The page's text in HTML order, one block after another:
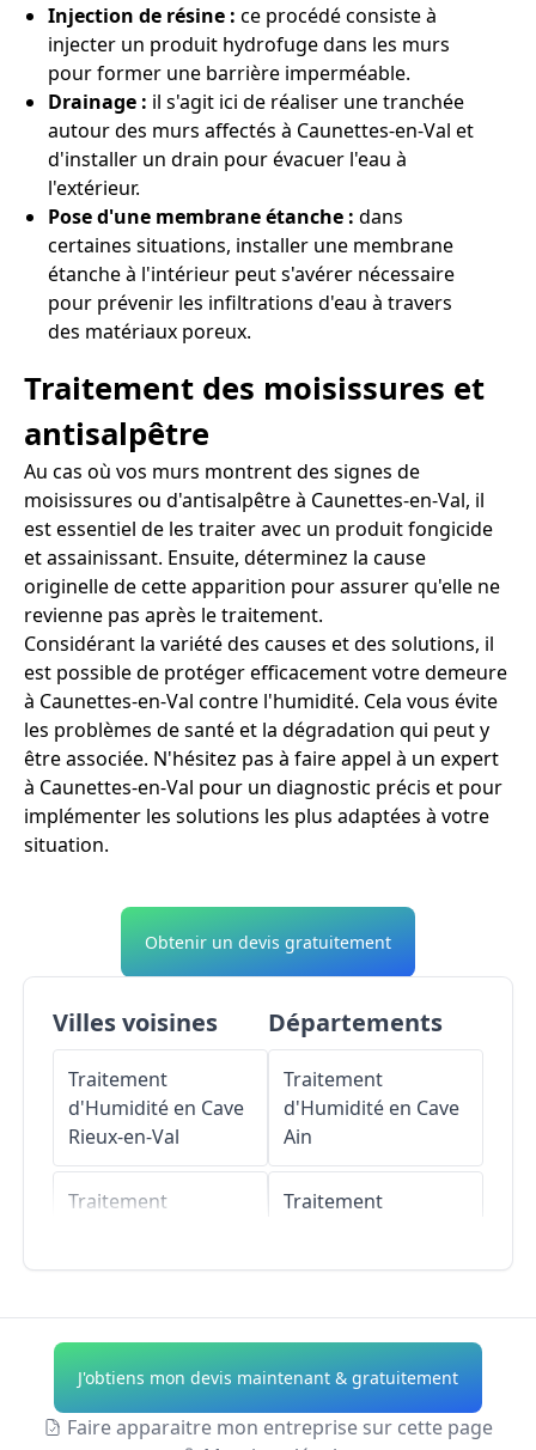
Injection de résine : ce procédé consiste à
injecter un produit hydrofuge dans les murs
pour former une barrière imperméable.
Drainage : il s'agit ici de réaliser une tranchée
autour des murs affectés à Caunettes-en-Val et
d'installer un drain pour évacuer l'eau à
l'extérieur.
Pose d'une membrane étanche : dans
certaines situations, installer une membrane
étanche à l'intérieur peut s'avérer nécessaire
pour prévenir les infiltrations d'eau à travers
des matériaux poreux.
Traitement des moisissures et
antisalpêtre
Au cas où vos murs montrent des signes de
moisissures ou d'antisalpêtre à Caunettes-en-Val, il
est essentiel de les traiter avec un produit fongicide
et assainissant. Ensuite, déterminez la cause
originelle de cette apparition pour assurer qu'elle ne
revienne pas après le traitement.
Considérant la variété des causes et des solutions, il
est possible de protéger efficacement votre demeure
à Caunettes-en-Val contre l'humidité. Cela vous évite
les problèmes de santé et la dégradation qui peut y
être associée. N'hésitez pas à faire appel à un expert
à Caunettes-en-Val pour un diagnostic précis et pour
implémenter les solutions les plus adaptées à votre
situation.
Obtenir un devis gratuitement
Villes voisines
Traitement
d'Humidité en Cave
Rieux-en-Val
Traitement
Traitement
Serviès-en-Val
Départements
Traitement
d'Humidité en Cave
Ain
Traitement
Traitement
Allier
J'obtiens mon devis maintenant & gratuitement
Faire apparaitre mon entreprise sur cette page